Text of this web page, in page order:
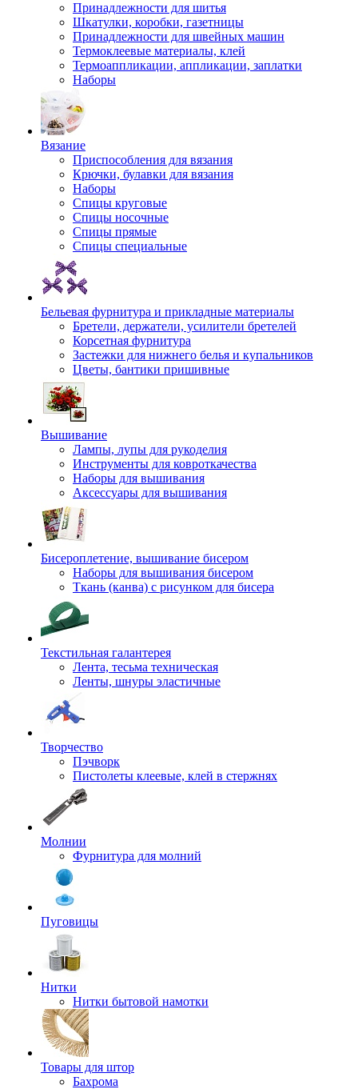
Принадлежности для шитья
Шкатулки, коробки, газетницы
Принадлежности для швейных машин
Термоклеевые материалы, клей
Термоаппликации, аппликации, заплатки
Наборы
Вязание
Приспособления для вязания
Крючки, булавки для вязания
Наборы
Спицы круговые
Спицы носочные
Спицы прямые
Спицы специальные
Бельевая фурнитура и прикладные материалы
Бретели, держатели, усилители бретелей
Корсетная фурнитура
Застежки для нижнего белья и купальников
Цветы, бантики пришивные
Вышивание
Лампы, лупы для рукоделия
Инструменты для ковроткачества
Наборы для вышивания
Аксессуары для вышивания
Бисероплетение, вышивание бисером
Наборы для вышивания бисером
Ткань (канва) с рисунком для бисера
Текстильная галантерея
Лента, тесьма техническая
Ленты, шнуры эластичные
Творчество
Пэчворк
Пистолеты клеевые, клей в стержнях
Молнии
Фурнитура для молний
Пуговицы
Нитки
Нитки бытовой намотки
Товары для штор
Бахрома